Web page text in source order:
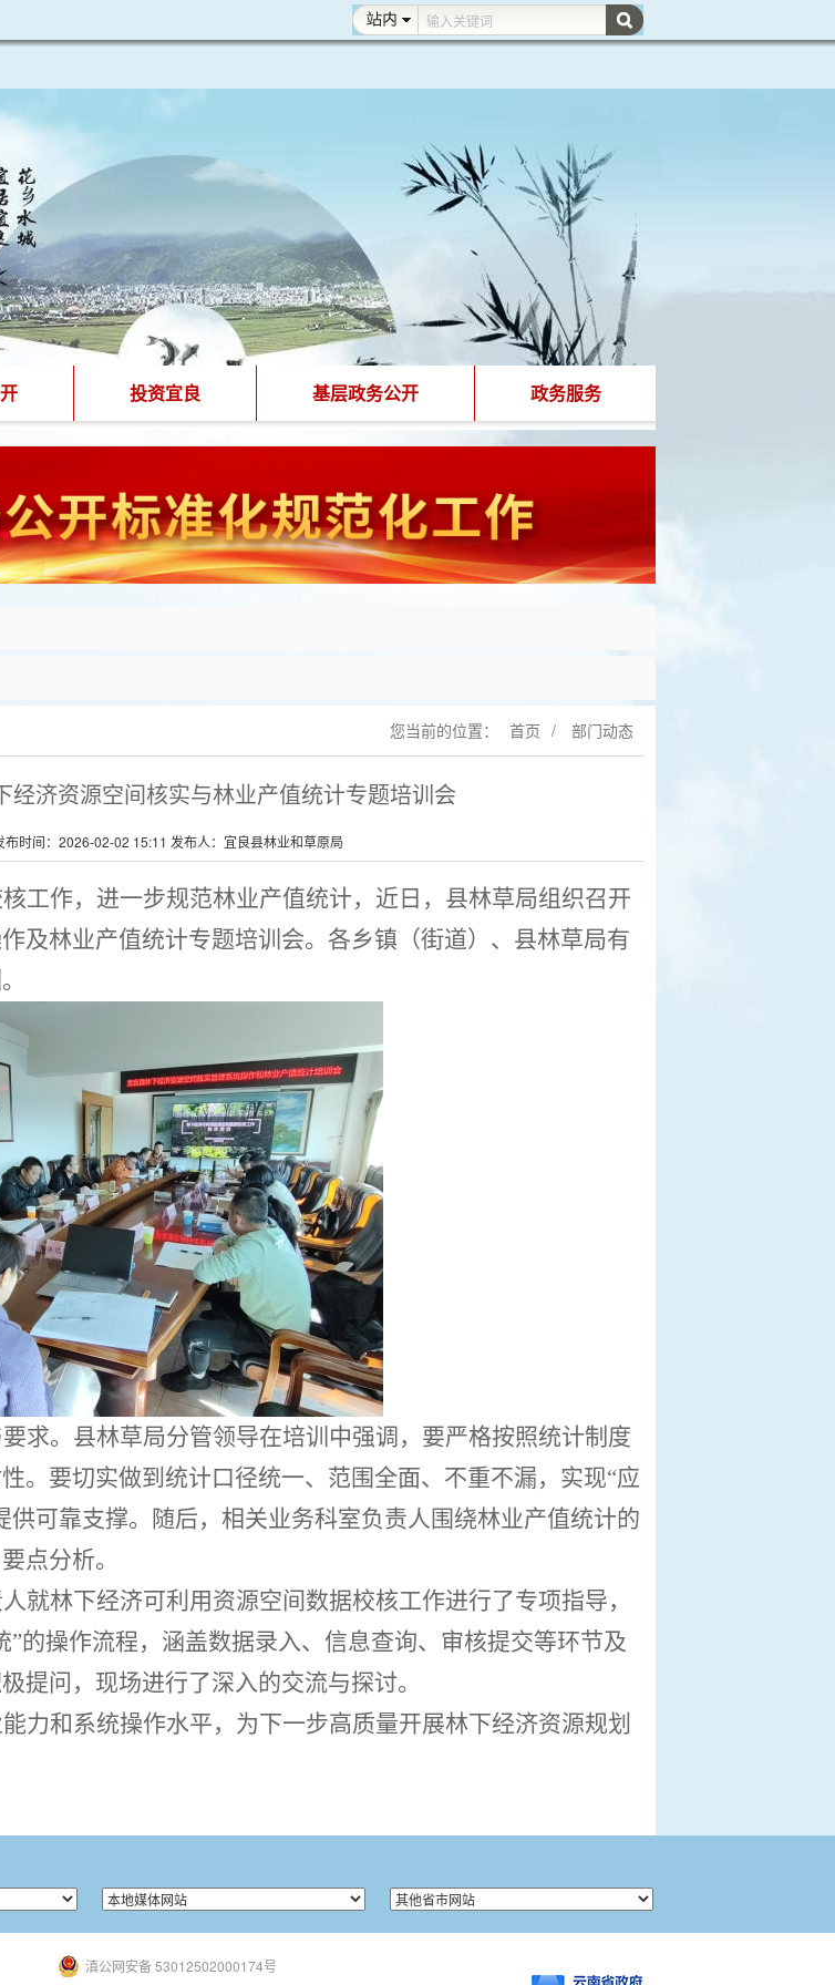
投资宜良 基层政务公开 政务服务
您当前的位置： 首页 / 部门动态
经济资源空间核实与林业产值统计专题培训会
时间：2026-02-02 15:11 发布人：宜良县林业和草原局
工作，进一步规范林业产值统计，近日，县林草局组织召开
及林业产值统计专题培训会。各乡镇（街道） 、 县林草局有
求。县林草局分管领导在培训中强调， 要严格按照统计制度
。要切实做到统计口径统一、范围全面、不重不漏，实现“应
可靠支撑。随后，相关业务科室负责人围绕林业产值统计的
点分析。
就林下经济可利用资源空间数据校核工作进行了专项指导，
”的操作流程，涵盖数据录入、信息查询、审核提交等环节及
提问，现场进行了深入的交流与探讨。
力和系统操作水平，为下一步高质量开展林下经济资源规划
滇公网安备 53012502000174号